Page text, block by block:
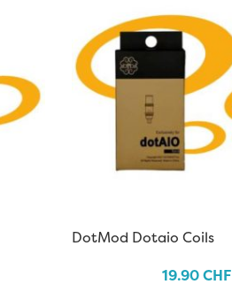
DotMod Dotaio Coils
19.90CHF